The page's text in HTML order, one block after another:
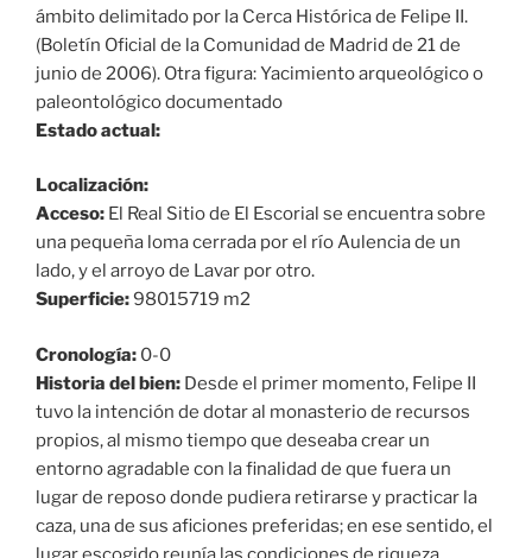
ámbito delimitado por la Cerca Histórica de Felipe II.
(Boletín Oficial de la Comunidad de Madrid de 21 de
junio de 2006). Otra figura: Yacimiento arqueológico o
paleontológico documentado
Estado actual:
Localización:
Acceso: El Real Sitio de El Escorial se encuentra sobre
una pequeña loma cerrada por el río Aulencia de un
lado, y el arroyo de Lavar por otro.
Superficie:98015719 m2
Cronología: 0-0
Historia del bien: Desde el primer momento, Felipe II
tuvo la intención de dotar al monasterio de recursos
propios, al mismo tiempo que deseaba crear un
entorno agradable con la finalidad de que fuera un
lugar de reposo donde pudiera retirarse y practicar la
caza, una de sus aficiones preferidas; en ese sentido, el